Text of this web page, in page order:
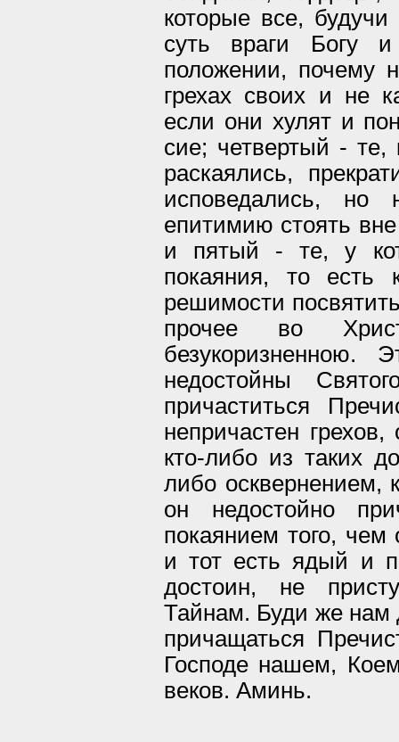
которые все,
суть враги Богу и
положении, почему
грехах своих и не
если они хулят и
сие; четвертый -
раскаялись,
исповедались, но
епитимию стоять
и пятый - те, у
покаяния, то
решимости
прочее во
безукоризненною.
недостойны
причаститься
непричастен
кто-либо из таких
либо осквернением,
он недостойно
покаянием того, чем
и тот есть ядый и
достоин, не
Тайнам. Буди же нам
причащаться
Господе нашем,
веков. Аминь.